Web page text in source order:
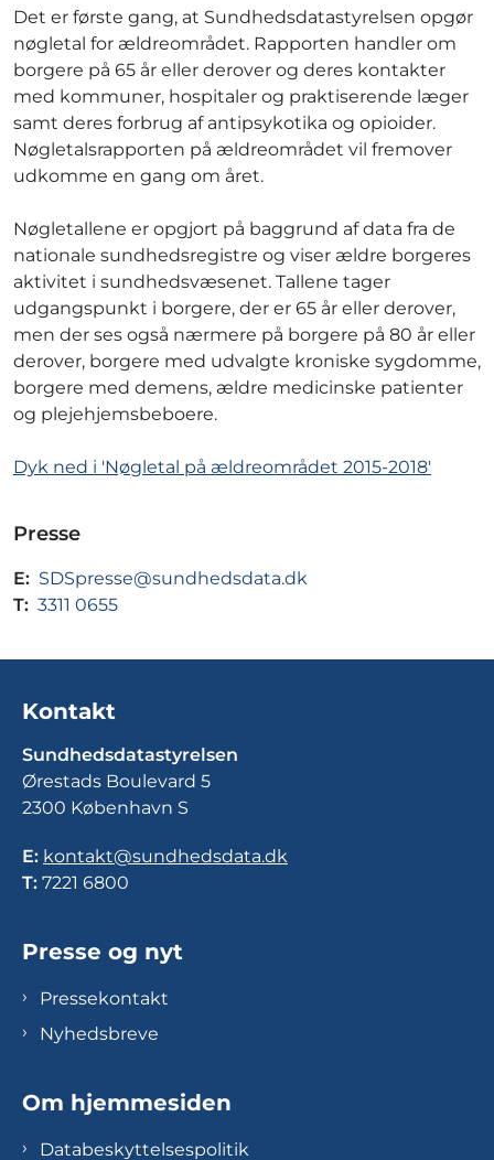
Det er første gang, at Sundhedsdatastyrelsen opgør
nøgletal for ældreområdet. Rapporten handler om
borgere på 65 år eller derover og deres kontakter
med kommuner, hospitaler og praktiserende læger
samt deres forbrug af antipsykotika og opioider.
Nøgletalsrapporten på ældreområdet vil fremover
udkomme en gang om året.
Nøgletallene er opgjort på baggrund af data fra de
nationale sundhedsregistre og viser ældre borgeres
aktivitet i sundhedsvæsenet. Tallene tager
udgangspunkt i borgere, der er 65 år eller derover,
men der ses også nærmere på borgere på 80 år eller
derover, borgere med udvalgte kroniske sygdomme,
borgere med demens, ældre medicinske patienter
og plejehjemsbeboere.
Dyk ned i 'Nøgletal på ældreområdet 2015-2018'
Presse
E: SDSpresse@sundhedsdata.dk
T: 3311 0655
Kontakt
Sundhedsdatastyrelsen
Ørestads Boulevard 5
2300 København S
E: kontakt@sundhedsdata.dk
T: 7221 6800
Presse og nyt
Pressekontakt
Nyhedsbreve
Om hjemmesiden
Databeskyttelsespolitik